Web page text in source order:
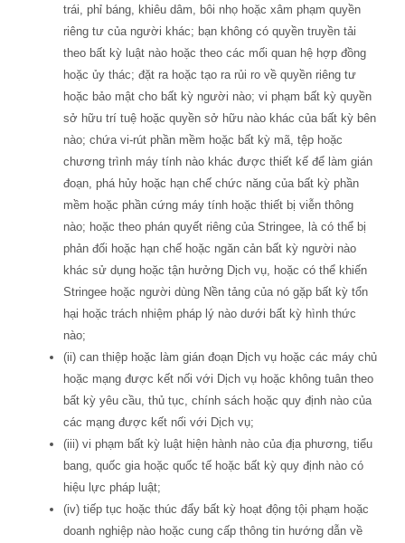
trái, phỉ báng, khiêu dâm, bôi nhọ hoặc xâm phạm quyền
riêng tư của người khác; bạn không có quyền truyền tải
theo bất kỳ luật nào hoặc theo các mối quan hệ hợp đồng
hoặc ủy thác; đặt ra hoặc tạo ra rủi ro về quyền riêng tư
hoặc bảo mật cho bất kỳ người nào; vi phạm bất kỳ quyền
sở hữu trí tuệ hoặc quyền sở hữu nào khác của bất kỳ bên
nào; chứa vi-rút phần mềm hoặc bất kỳ mã, tệp hoặc
chương trình máy tính nào khác được thiết kế để làm gián
đoạn, phá hủy hoặc hạn chế chức năng của bất kỳ phần
mềm hoặc phần cứng máy tính hoặc thiết bị viễn thông
nào; hoặc theo phán quyết riêng của Stringee, là có thể bị
phản đối hoặc hạn chế hoặc ngăn cản bất kỳ người nào
khác sử dụng hoặc tận hưởng Dịch vụ, hoặc có thể khiến
Stringee hoặc người dùng Nền tảng của nó gặp bất kỳ tổn
hại hoặc trách nhiệm pháp lý nào dưới bất kỳ hình thức
nào;
(ii) can thiệp hoặc làm gián đoạn Dịch vụ hoặc các máy chủ
hoặc mạng được kết nối với Dịch vụ hoặc không tuân theo
bất kỳ yêu cầu, thủ tục, chính sách hoặc quy định nào của
các mạng được kết nối với Dịch vụ;
(iii) vi phạm bất kỳ luật hiện hành nào của địa phương, tiểu
bang, quốc gia hoặc quốc tế hoặc bất kỳ quy định nào có
hiệu lực pháp luật;
(iv) tiếp tục hoặc thúc đẩy bất kỳ hoạt động tội phạm hoặc
doanh nghiệp nào hoặc cung cấp thông tin hướng dẫn về